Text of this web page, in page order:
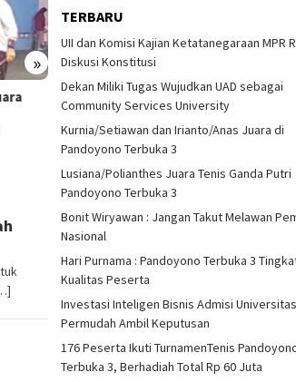
»
Bonit Wiryawan : Jangan
Takut Melawan Pemain
Nasional
UII
TERBARU
UII dan Komisi Kajian Ketatanegaraan MPR
Diskusi Konstitusi
Dekan Miliki Tugas Wujudkan UAD sebagai
Community Services University
Kurnia/Setiawan dan Irianto/Anas Juara di
Pandoyono Terbuka 3
Lusiana/Polianthes Juara Tenis Ganda Putri
Pandoyono Terbuka 3
Bonit Wiryawan : Jangan Takut Melawan
Nasional
Hari Purnama : Pandoyono Terbuka 3
Kualitas Peserta
Investasi Inteligen Bisnis Admisi Universitas
Permudah Ambil Keputusan
176 Peserta Ikuti TurnamenTenis
Terbuka 3, Berhadiah Total Rp 60 Juta